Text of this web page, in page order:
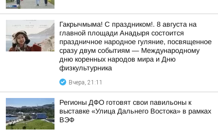
Гакрычмыма! С праздником!. 8 августа на
главной площади Анадыря состоится
праздничное народное гуляние, посвященное
сразу двум событиям — Международному
дню коренных народов мира и Дню
физкультурника
Вчера, 21:11
Регионы ДФО готовят свои павильоны к
выставке «Улица Дальнего Востока» в рамках
ВЭФ